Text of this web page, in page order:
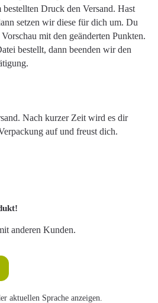
Druck den Versand. Hast
setzen wir diese für dich um. Du
mit den geänderten Punkten.
bestellt, dann beenden wir den
Nach kurzer Zeit wird es dir
auf und freust dich.
von 0 von 5 Sternen
anderen Kunden.
aktuellen Sprache anzeigen.